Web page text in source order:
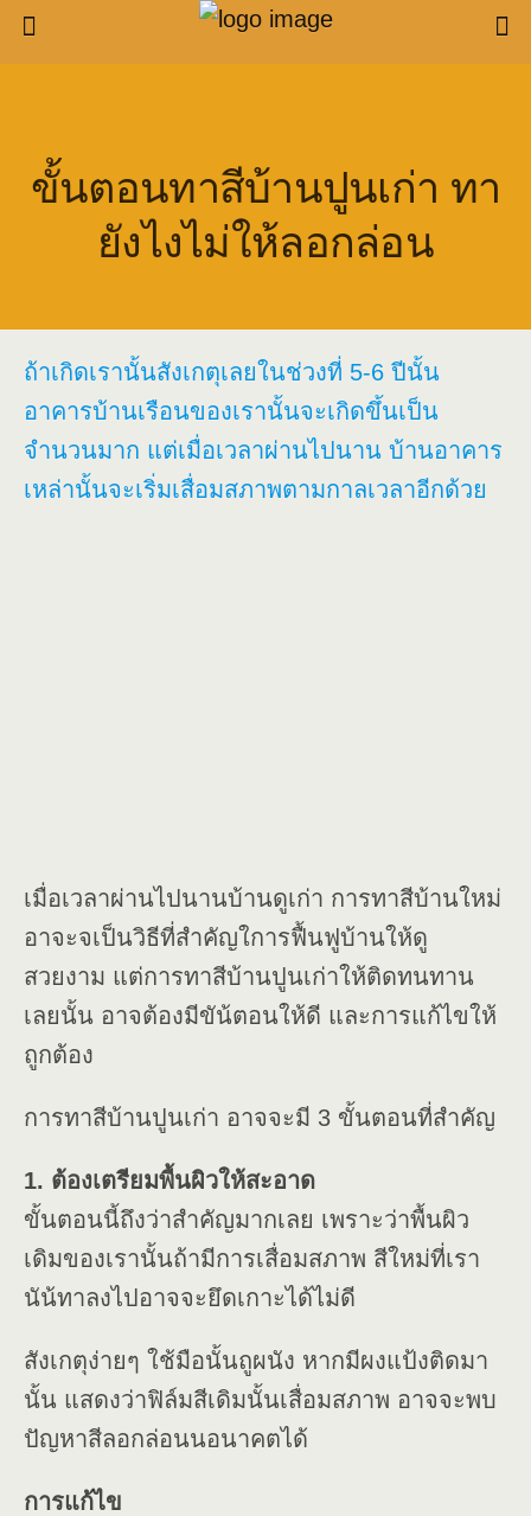
ขั้นตอนทาสีบ้านปูนเก่า ทา
ยังไงไม่ให้ลอกล่อน
ถ้าเกิดเรานั้นสังเกตุเลยในช่วงที่ 5-6 ปีนั้น
อาคารบ้านเรือนของเรานั้นจะเกิดขึ้นเป็น
จำนวนมาก แต่เมื่อเวลาผ่านไปนาน บ้านอาคาร
เหล่านั้นจะเริ่มเสื่อมสภาพตามกาลเวลาอีกด้วย
เมื่อเวลาผ่านไปนานบ้านดูเก่า การทาสีบ้านใหม่
อาจะจเป็นวิธีที่สำคัญใการฟื้นฟูบ้านให้ดู
สวยงาม แต่การทาสีบ้านปูนเก่าให้ติดทนทาน
เลยนั้น อาจต้องมีขัน้ตอนให้ดี และการแก้ไขให้
ถูกต้อง
การทาสีบ้านปูนเก่า อาจจะมี 3 ขั้นตอนที่สำคัญ
1. ต้องเตรียมพื้นผิวให้สะอาด
ขั้นตอนนี้ถึงว่าสำคัญมากเลย เพราะว่าพื้นผิว
เดิมของเรานั้นถ้ามีการเสื่อมสภาพ สีใหม่ที่เรา
นัน้ทาลงไปอาจจะยึดเกาะได้ไม่ดี
สังเกตุง่ายๆ ใช้มือนั้นถูผนัง หากมีผงแป้งติดมา
นั้น แสดงว่าฟิล์มสีเดิมนั้นเสื่อมสภาพ อาจจะพบ
ปัญหาสีลอกล่อนนอนาคตได้
การแก้ไข